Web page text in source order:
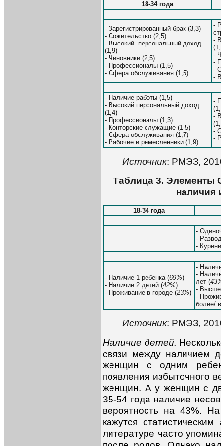
18-34 года
- Зарегистрированный брак (3,3)
- Сожительство (2,5)
- Высокий персональный доход
(1,9)
- Чиновники (2,5)
- Профессионалы (1,5)
- Сфера обслуживания (1,5)
-
-
-
-
-
-
- Наличие работы (1,5)
- Высокий персональный доход
(1,4)
- Профессионалы (1,3)
- Конторские служащие (1,5)
- Сфера обслуживания (1,7)
- Рабочие и ремесленники (1,9)
-
-
-
-
Источник: РМЭЗ,
Таблица 3. Элементы
наличия
18-34 года
-
-
-
- Наличие 1 ребенка (69%)
- Наличие 2 детей (42%)
- Проживание в городе (23%)
-
-
лет (
-
-
более/
Источник: РМЭЗ,
Наличие детей.
связи между наличием
женщин с одним
появления избыточного
женщин. А у женщин с
35-54 года наличие
вероятность на 43%.
кажутся
литературе часто